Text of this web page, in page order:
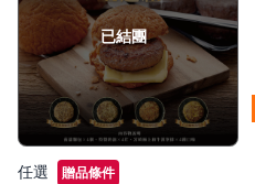
已結團
任選 贈品條件